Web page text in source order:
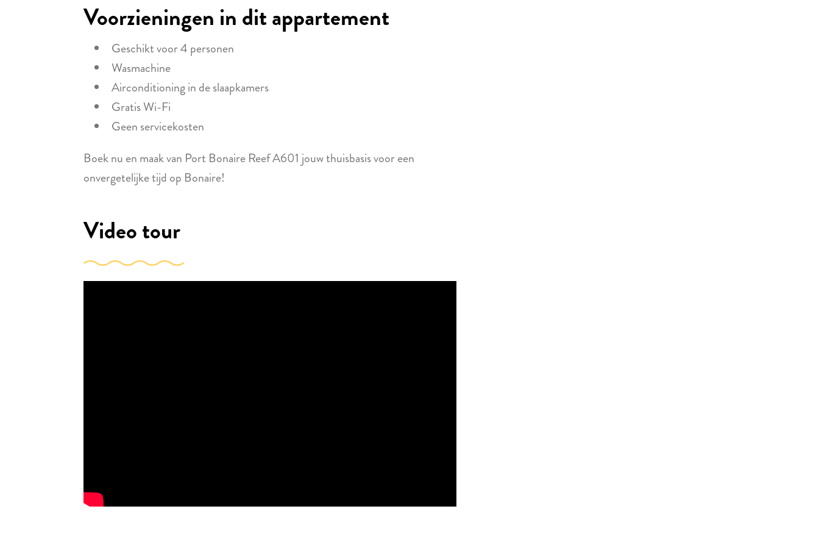
Voorzieningen in dit appartement
Geschikt voor 4 personen
Wasmachine
Airconditioning in de slaapkamers
Gratis Wi-Fi
Geen servicekosten
Boek nu en maak van Port Bonaire Reef A601 jouw thuisbasis voor een
onvergetelijke tijd op Bonaire!
Video tour